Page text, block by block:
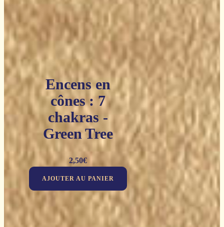
Encens en
cônes : 7
chakras -
Green Tree
2,50€
AJOUTER AU PANIER